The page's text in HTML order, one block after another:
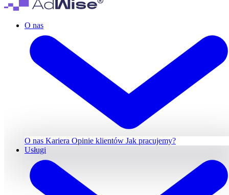
O nas
O nas Kariera Opinie klientów Jak pracujemy?
Usługi